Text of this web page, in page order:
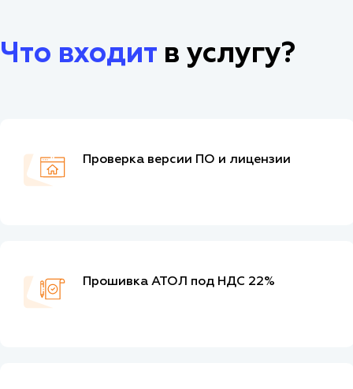
Что входит в услугу?
Проверка версии ПО и лицензии
Прошивка АТОЛ под НДС 22%